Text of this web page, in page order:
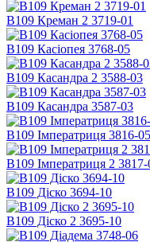
В109 Креман 2 3719-01
В109 Касіопея 3768-05
В109 Касандра 2 3588-03
В109 Касандра 3587-03
В109 Імператриця 3816-05
В109 Імператриця 2 3817-
В109 Діско 3694-10
В109 Діско 2 3695-10